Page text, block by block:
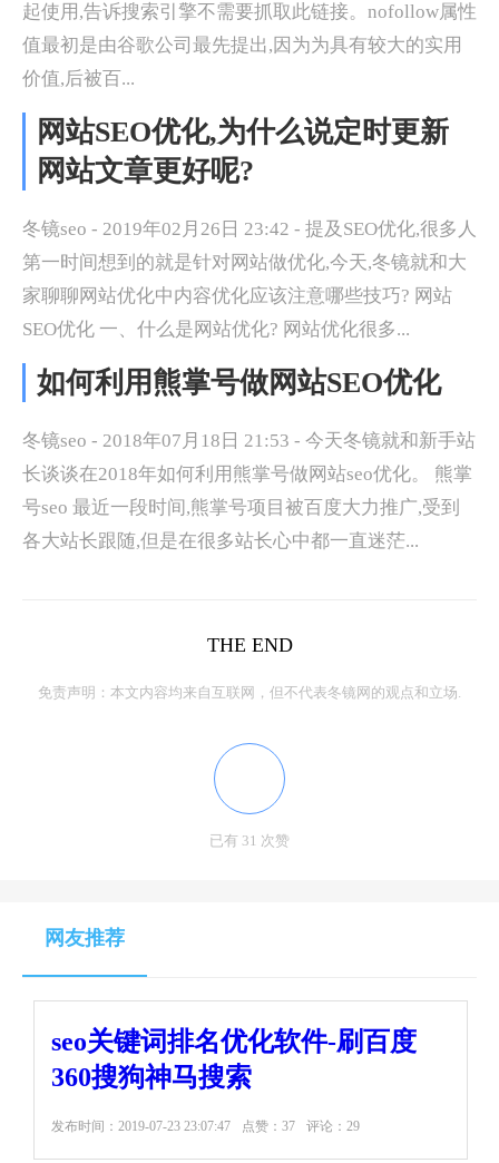
起使用,告诉搜索引擎不需要抓取此链接。nofollow属性
值最初是由谷歌公司最先提出,因为为具有较大的实用
价值,后被百...
网站SEO优化,为什么说定时更新
网站文章更好呢?
冬镜seo - 2019年02月26日 23:42 - 提及SEO优化,很多人
第一时间想到的就是针对网站做优化,今天,冬镜就和大
家聊聊网站优化中内容优化应该注意哪些技巧? 网站
SEO优化 一、什么是网站优化? 网站优化很多...
如何利用熊掌号做网站SEO优化
冬镜seo - 2018年07月18日 21:53 - 今天冬镜就和新手站
长谈谈在2018年如何利用熊掌号做网站seo优化。 熊掌
号seo 最近一段时间,熊掌号项目被百度大力推广,受到
各大站长跟随,但是在很多站长心中都一直迷茫...
THE END
免责声明：本文内容均来自互联网，但不代表冬镜网的观点和立场.
已有 31 次赞
网友推荐
seo关键词排名优化软件-刷百度
360搜狗神马搜索
发布时间： 2019-07-23 23:07:47 点赞：37 评论：29